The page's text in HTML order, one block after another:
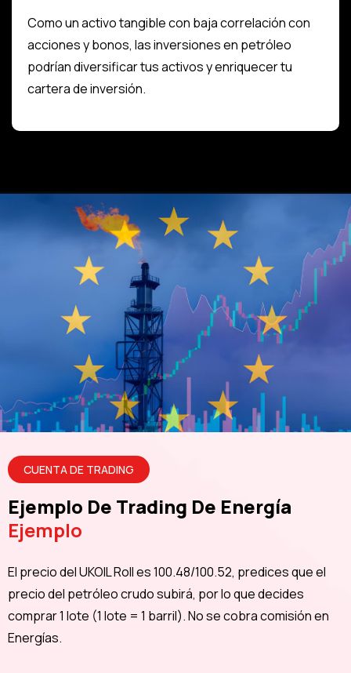
Como un activo tangible con baja correlación con
acciones y bonos, las inversiones en petróleo
podrían diversificar tus activos y enriquecer tu
cartera de inversión.
CUENTA DE TRADING
Ejemplo De Trading De Energía
Ejemplo
El precio del UKOIL Roll es 100.48/100.52, predices que el
precio del petróleo crudo subirá, por lo que decides
comprar 1 lote (1 lote = 1 barril). No se cobra comisión en
Energías.